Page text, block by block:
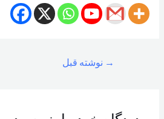
→ نوشته قبل